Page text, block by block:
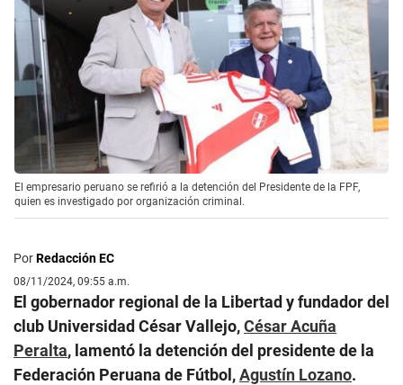
El empresario peruano se refirió a la detención del Presidente de la FPF,
quien es investigado por organización criminal.
PorRedacción EC
08/11/2024, 09:55 a.m.
El gobernador regional de la Libertad y fundador del
club Universidad César Vallejo,César Acuña
Peralta, lamentó la detención del presidente de la
Federación Peruana de Fútbol,Agustín Lozano.